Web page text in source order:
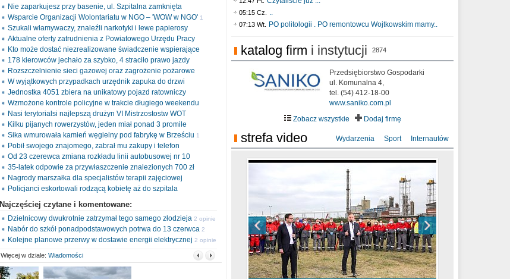
Nie zaparkujesz przy basenie, ul. Szpitalna zamknięta
Wsparcie Organizacji Wolontariatu w NGO – 'WOW w NGO' 1
opinia
Szukali włamywaczy, znaleźli narkotyki i lewe papierosy
Aktualne oferty zatrudnienia z Powiatowego Urzędu Pracy
Kto może dostać niezrealizowane świadczenie wspierające
178 kierowców jechało za szybko, 4 straciło prawo jazdy
Rozszczelnienie sieci gazowej oraz zagrożenie pożarowe
W wyjątkowych przypadkach urzędnik zapuka do drzwi
Jednostka 4051 zbiera na unikatowy pojazd ratowniczy
Wzmożone kontrole policyjne w trakcie długiego weekendu
Nasi terytorialsi najlepszą drużyn VI Mistrzostostw WOT
Kilku pijanych rowerzystów, jeden miał ponad 3 promile
Sika wmurowała kamień węgielny pod fabrykę w Brześciu 1
opinia
Pobił swojego znajomego, zabrał mu zakupy i telefon
Od 23 czerewca zmiana rozkładu linii autobusowej nr 10
35-latek odpowie za przywłaszczenie znalezionych 700 zł
Nagrody marszałka dla specjalistów terapii zajęciowej
Policjanci eskortowali rodzącą kobietę aż do szpitala
Najczęściej czytane i komentowane:
Dzielnicowy dwukrotnie zatrzymał tego samego złodzieja 2 opinie
Nabór do szkół ponadpodstawowych potrwa do 13 czerwca 2
opinie
Kolejne planowe przerwy w dostawie energii elektrycznej 2 opinie
Więcej w dziale: Wiadomości
05:15 Cz. ..
07:13 Wt. PO politologii . PO remontowcu Wojtkowskim mamy..
katalog firm i instytucji 2874
Przedsiębiorstwo Gospodarki
ul. Komunalna 4,
tel. (54) 412-18-00
www.saniko.com.pl
Zobacz wszystkie
Dodaj firmę
strefa video Wydarzenia Sport Internautów
TOP 10 przechwytów Anwilu Włocławek
TOP 5 rzutów Anwilu Włocławek w BCL
Ni To Ponk - W oczach mamy strach
sixf33t .Last Year DRONE FOOTAGE
Włocławek
XXIII Sesja Rady Miasta Włocławek VIII
kadencji w dniu 09.06.2020 r.